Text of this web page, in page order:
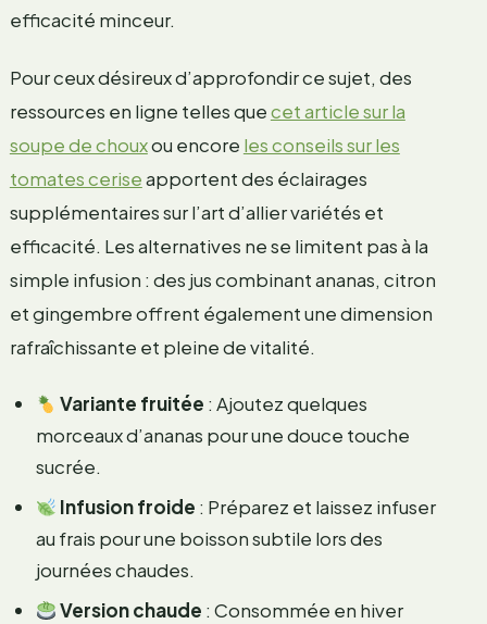
efficacité minceur.
Pour ceux désireux d’approfondir ce sujet, des
ressources en ligne telles quecet article sur la
soupe de chouxou encore les conseils sur les
tomates ceriseapportent des éclairages
supplémentaires sur l’art d’allier variétés et
efficacité. Les alternatives ne se limitent pas à la
simple infusion : des jus combinant ananas, citron
et gingembre offrent également une dimension
rafraîchissante et pleine de vitalité.
Variante fruitée : Ajoutez quelques
morceaux d’ananas pour une douce touche
sucrée.
Infusion froide : Préparez et laissez infuser
au frais pour une boisson subtile lors des
journées chaudes.
Version chaude : Consommée en hiver